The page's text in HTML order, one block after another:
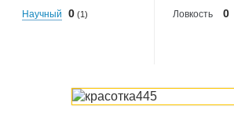
Научный 0 (1) Ловкость 0